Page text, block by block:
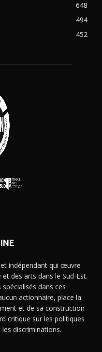
648
494
452
indépendant qui œuvre
des arts dans le Sud-Est.
dans ces
actionnaire, place la
et de sa construction
critique sur les politiques
discriminations.